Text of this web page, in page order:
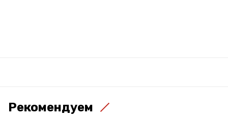
Рекомендуем